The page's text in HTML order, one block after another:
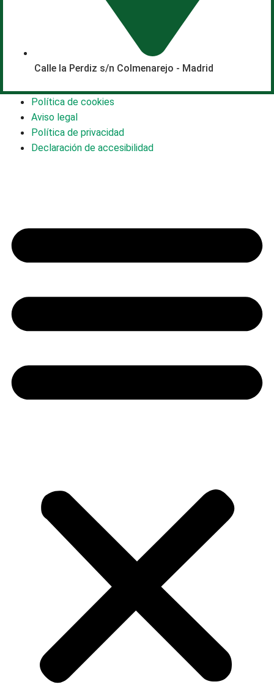
Calle la Perdiz s/n Colmenarejo - Madrid
Política de cookies
Aviso legal
Política de privacidad
Declaración de accesibilidad